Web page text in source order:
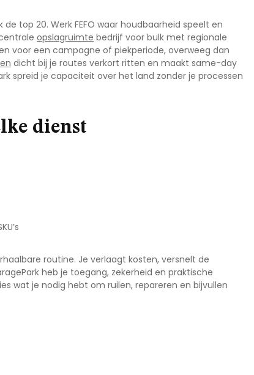
top 20. Werk FEFO waar houdbaarheid speelt en
opslagruimte bedrijf voor bulk met regionale
voor een campagne of piekperiode, overweeg dan
dicht bij je routes verkort ritten en maakt same-day
spreid je capaciteit over het land zonder je processen
dienst
routine. Je verlaagt kosten, versnelt de
heb je toegang, zekerheid en praktische
wat je nodig hebt om ruilen, repareren en bijvullen